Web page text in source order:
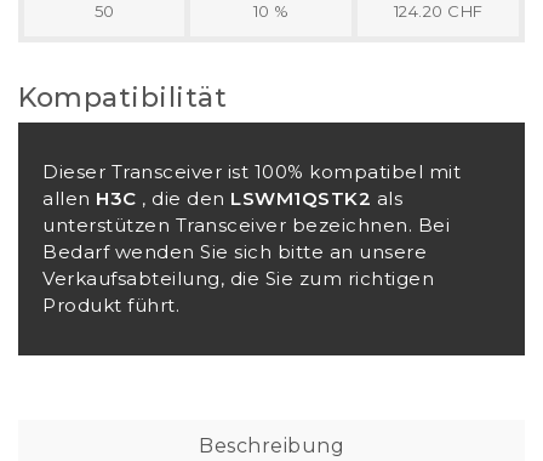
50 10 % 124.20 CHF
Kompatibilität
Dieser Transceiver ist 100% kompatibel mit
allen H3C , die den LSWM1QSTK2 als
unterstützen Transceiver bezeichnen. Bei
Bedarf wenden Sie sich bitte an unsere
Verkaufsabteilung, die Sie zum richtigen
Produkt führt.
Beschreibung